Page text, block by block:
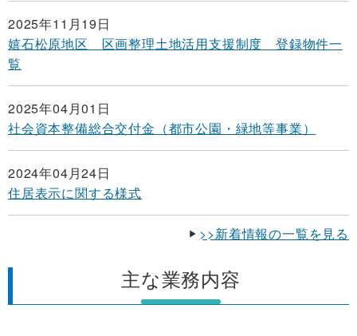
2025年11月19日
嬉石松原地区 区画整理土地活用支援制度 登録物件一
覧
2025年04月01日
社会資本整備総合交付金（都市公園・緑地等事業）
2024年04月24日
住居表示に関する様式
>>新着情報の一覧を見る
主な業務内容